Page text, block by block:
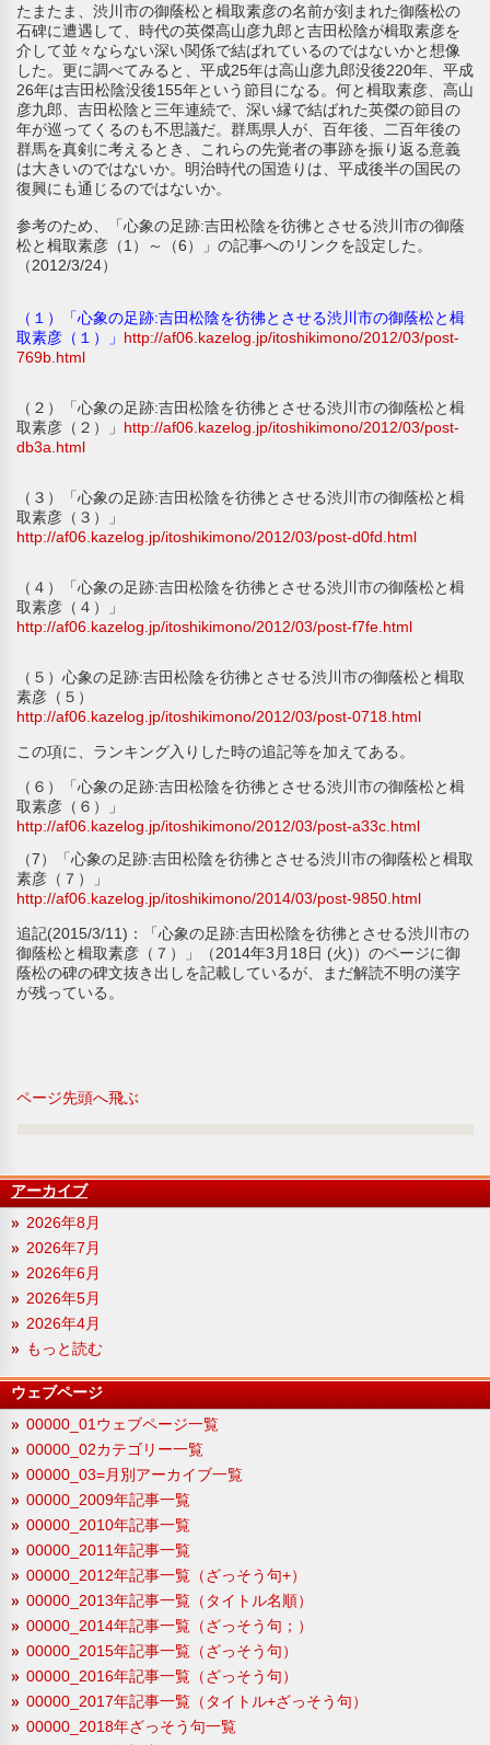
たまたま、渋川市の御蔭松と楫取素彦の名前が刻まれた御蔭松の
石碑に遭遇して、時代の英傑高山彦九郎と吉田松陰が楫取素彦を
介して並々ならない深い関係で結ばれているのではないかと想像
した。更に調べてみると、平成25年は高山彦九郎没後220年、平成
26年は吉田松陰没後155年という節目になる。何と楫取素彦、高山
彦九郎、吉田松陰と三年連続で、深い縁で結ばれた英傑の節目の
年が巡ってくるのも不思議だ。群馬県人が、百年後、二百年後の
群馬を真剣に考えるとき、これらの先覚者の事跡を振り返る意義
は大きいのではないか。明治時代の国造りは、平成後半の国民の
復興にも通じるのではないか。
参考のため、「心象の足跡:吉田松陰を彷彿とさせる渋川市の御蔭
松と楫取素彦（1）～（6）」の記事へのリンクを設定した。
（2012/3/24）
（１）「心象の足跡:吉田松陰を彷彿とさせる渋川市の御蔭松と楫
取素彦（１）」 http://af06.kazelog.jp/itoshikimono/2012/03/post-
769b.html
（２）「心象の足跡:吉田松陰を彷彿とさせる渋川市の御蔭松と楫
取素彦（２）」 http://af06.kazelog.jp/itoshikimono/2012/03/post-
db3a.html
（３）「心象の足跡:吉田松陰を彷彿とさせる渋川市の御蔭松と楫
取素彦（３）」
http://af06.kazelog.jp/itoshikimono/2012/03/post-d0fd.html
（４）「心象の足跡:吉田松陰を彷彿とさせる渋川市の御蔭松と楫
取素彦（４）」
http://af06.kazelog.jp/itoshikimono/2012/03/post-f7fe.html
（５）心象の足跡:吉田松陰を彷彿とさせる渋川市の御蔭松と楫取
素彦（５）
http://af06.kazelog.jp/itoshikimono/2012/03/post-0718.html
この項に、ランキング入りした時の追記等を加えてある。
（６）「心象の足跡:吉田松陰を彷彿とさせる渋川市の御蔭松と楫
取素彦（６）」
http://af06.kazelog.jp/itoshikimono/2012/03/post-a33c.html
（7）「心象の足跡:吉田松陰を彷彿とさせる渋川市の御蔭松と楫取
素彦（７）」
http://af06.kazelog.jp/itoshikimono/2014/03/post-9850.html
追記(2015/3/11)：「心象の足跡:吉田松陰を彷彿とさせる渋川市の
御蔭松と楫取素彦（７）」（2014年3月18日 (火)）のページに御
蔭松の碑の碑文抜き出しを記載しているが、まだ解読不明の漢字
が残っている。
ページ先頭へ飛ぶ
アーカイブ
2026年8月
2026年7月
2026年6月
2026年5月
2026年4月
もっと読む
ウェブページ
00000_01ウェブページ一覧
00000_02カテゴリー一覧
00000_03=月別アーカイブ一覧
00000_2009年記事一覧
00000_2010年記事一覧
00000_2011年記事一覧
00000_2012年記事一覧（ざっそう句+）
00000_2013年記事一覧（タイトル名順）
00000_2014年記事一覧（ざっそう句；）
00000_2015年記事一覧（ざっそう句）
00000_2016年記事一覧（ざっそう句）
00000_2017年記事一覧（タイトル+ざっそう句）
00000_2018年ざっそう句一覧